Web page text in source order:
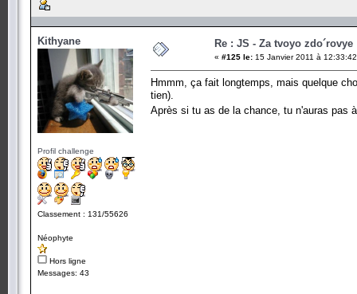
Kithyane
Profil challenge
Classement : 131/55626
Néophyte
Hors ligne
Messages: 43
Re : JS - Za tvoyo zdo´rovye
« #125 le: 15 Janvier 2011 à
Hmmm, ça fait longtemps, mais quelque
tien).
Après si tu as de la chance, tu n'auras pas